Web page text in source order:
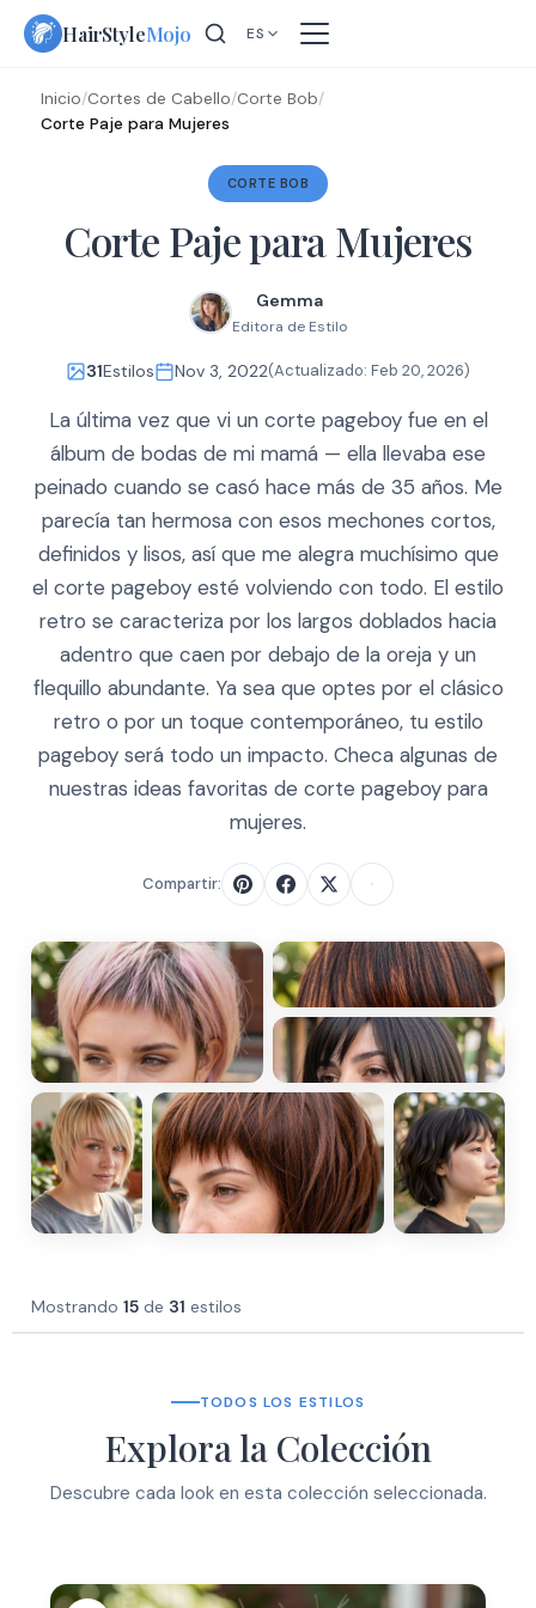
Skip
HairStyleMojo ES
Inicio/Cortes de Cabello/Corte Bob/
Corte Paje para Mujeres
CORTE BOB
Corte Paje para Mujeres
Gemma
Editora de Estilo
31Estilos Nov 3, 2022(Actualizado: Feb 20, 2026)
La última vez que vi un corte pageboy fue en el
álbum de bodas de mi mamá — ella llevaba ese
peinado cuando se casó hace más de 35 años. Me
parecía tan hermosa con esos mechones cortos,
definidos y lisos, así que me alegra muchísimo que
el corte pageboy esté volviendo con todo. El estilo
retro se caracteriza por los largos doblados hacia
adentro que caen por debajo de la oreja y un
flequillo abundante. Ya sea que optes por el clásico
retro o por un toque contemporáneo, tu estilo
pageboy será todo un impacto. Checa algunas de
nuestras ideas favoritas de corte pageboy para
mujeres.
Compartir:
Mostrando 15 de 31 estilos
TODOS LOS ESTILOS
Explora la Colección
Descubre cada look en esta colección seleccionada.